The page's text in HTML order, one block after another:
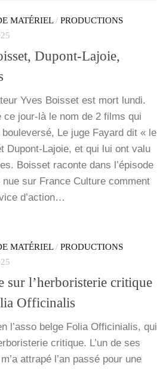
MATÉRIEL/ PRODUCTIONS
Dupont-Lajoie,
Yves Bois­set est mort lun­di.
ce jour-là le nom de 2 films qui
bou­le­ver­sé, Le juge Fayard dit « le
Dupont-Lajoie, et qui lui ont valu
Bois­set raconte dans l’é­pi­sode
nue sur France Culture com­ment
d’ac­tion…
MATÉRIEL/ PRODUCTIONS
sur l’herboristerie critique
Officinalis
l’as­so belge Folia Offi­ci­nia­lis, qui
cri­tique. L’un de ses
attra­pé l’an pas­sé pour une